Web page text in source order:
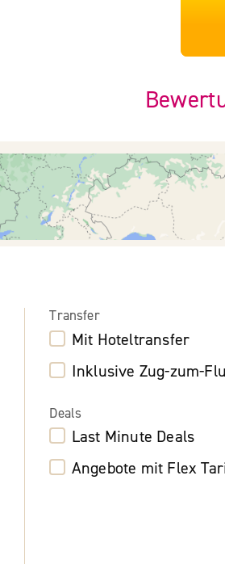
Transfer
Mit Hoteltransfer
Inklusive Zug-zum-
Deals
Last Minute Deals
Angebote mit Flex